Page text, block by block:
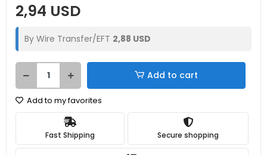
2,94 USD
By Wire Transfer/EFT 2,88 USD
Add to cart
Add to my favorites
Fast Shipping Secure shopping